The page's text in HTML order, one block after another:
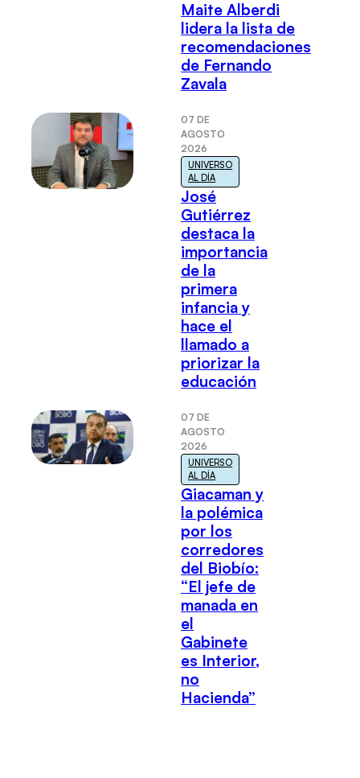
Maite Alberdi
lidera la lista de
recomendaciones
de Fernando
Zavala
07 DE
AGOSTO
2026
UNIVERSO
AL DÍA
José
Gutiérrez
destaca la
importancia
de la
primera
infancia y
hace el
llamado a
priorizar la
educación
07 DE
AGOSTO
2026
UNIVERSO
AL DÍA
Giacaman y
la polémica
por los
corredores
del Biobío:
“El jefe de
manada en
el
Gabinete
es Interior,
no
Hacienda”